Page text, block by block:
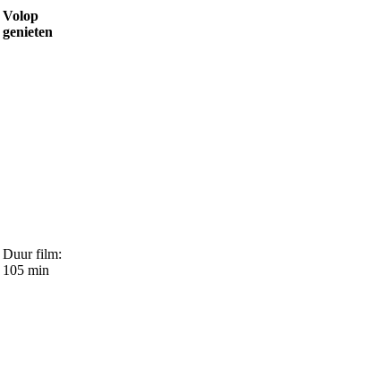
Volop
genieten
Duur film:
105 min